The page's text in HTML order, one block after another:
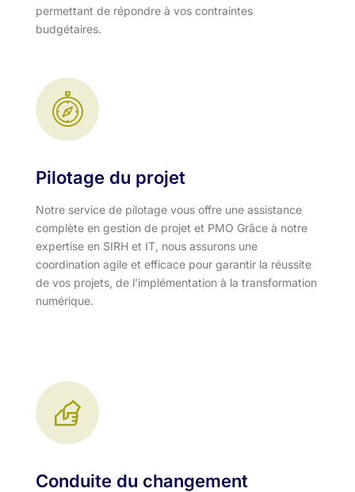
permettant de répondre à vos contraintes
budgétaires.
Pilotage du projet
Notre service de pilotage vous offre une assistance
complète en gestion de projet et PMO Grâce à notre
expertise en SIRH et IT, nous assurons une
coordination agile et efficace pour garantir la réussite
de vos projets, de l’implémentation à la transformation
numérique.
Conduite du changement